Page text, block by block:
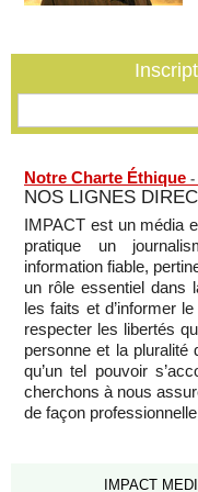
La Bourse de Paris
07/08/2026 -
Notre Charte Éthique -
NOS LIGNES
IMPACT est un média
pratique un
information fiable,
un rôle essentiel dans
les faits et d’informer
respecter les libertés
personne et la pluralité
qu’un tel pouvoir
cherchons à nous
de façon
IMPACT